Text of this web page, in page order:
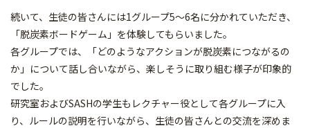
続いて、生徒の皆さんには1グループ5～6名に分かれていただき、
「脱炭素ボードゲーム」を体験してもらいました。
各グループでは、「どのようなアクションが脱炭素につながるの
か」について話し合いながら、楽しそうに取り組む様子が印象的
でした。
研究室およびSASHの学生もレクチャー役として各グループに入
り、ルールの説明を行いながら、生徒の皆さんとの交流を深めま